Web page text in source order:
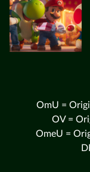
OmU =
OV =
OmeU =